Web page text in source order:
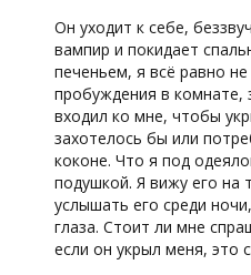
Он уходит к себе,
вампир и покидает
печеньем, я всё равно
пробуждения в комнате,
входил ко мне, чтобы
захотелось бы или
коконе. Что я под
подушкой. Я вижу его на
услышать его среди
глаза. Стоит ли мне
если он укрыл меня, это